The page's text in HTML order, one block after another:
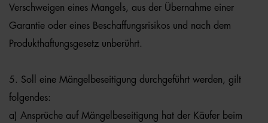
Verschweigen eines Mangels, aus der Übernahme einer
Garantie oder eines Beschaffungsrisikos und nach dem
Produkthaftungsgesetz unberührt.
5. Soll eine Mängelbeseitigung durchgeführt werden, gilt
folgendes:
a) Ansprüche auf Mängelbeseitigung hat der Käufer beim